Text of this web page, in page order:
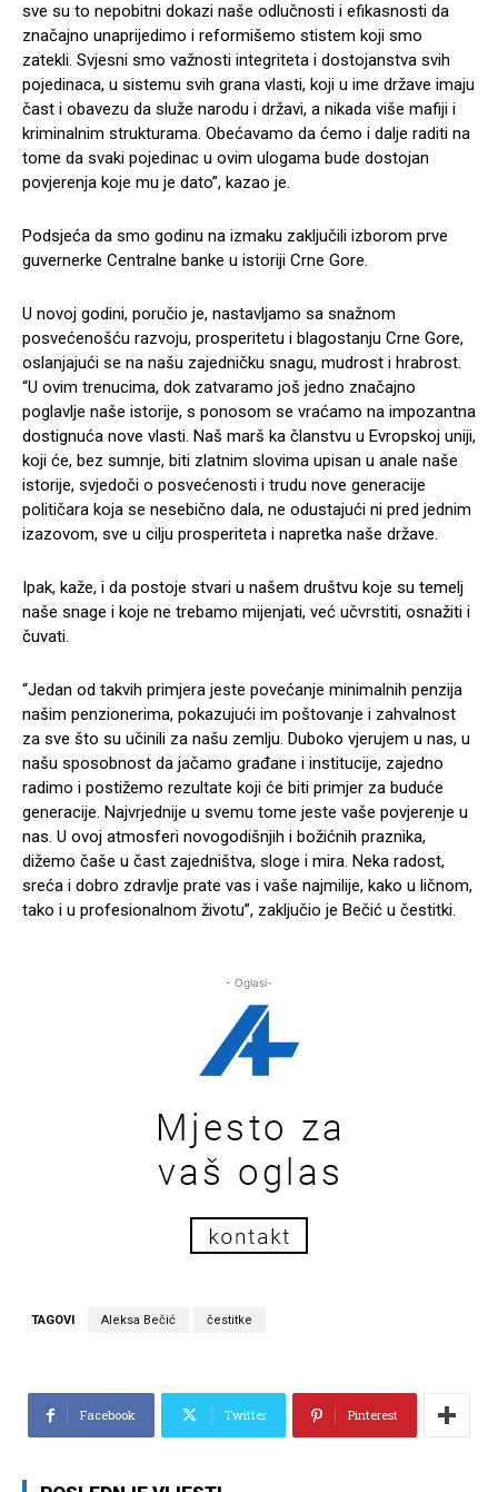
sve su to nepobitni dokazi naše odlučnosti i efikasnosti da
značajno unaprijedimo i reformišemo stistem koji smo
zatekli. Svjesni smo važnosti integriteta i dostojanstva svih
pojedinaca, u sistemu svih grana vlasti, koji u ime države imaju
čast i obavezu da služe narodu i državi, a nikada više mafiji i
kriminalnim strukturama. Obećavamo da ćemo i dalje raditi na
tome da svaki pojedinac u ovim ulogama bude dostojan
povjerenja koje mu je dato”, kazao je.
Podsjeća da smo godinu na izmaku zaključili izborom prve
guvernerke Centralne banke u istoriji Crne Gore.
U novoj godini, poručio je, nastavljamo sa snažnom
posvećenošću razvoju, prosperitetu i blagostanju Crne Gore,
oslanjajući se na našu zajedničku snagu, mudrost i hrabrost.
“U ovim trenucima, dok zatvaramo još jedno značajno
poglavlje naše istorije, s ponosom se vraćamo na impozantna
dostignuća nove vlasti. Naš marš ka članstvu u Evropskoj uniji,
koji će, bez sumnje, biti zlatnim slovima upisan u anale naše
istorije, svjedoči o posvećenosti i trudu nove generacije
političara koja se nesebično dala, ne odustajući ni pred jednim
izazovom, sve u cilju prosperiteta i napretka naše države.
Ipak, kaže, i da postoje stvari u našem društvu koje su temelj
naše snage i koje ne trebamo mijenjati, već učvrstiti, osnažiti i
čuvati.
“Jedan od takvih primjera jeste povećanje minimalnih penzija
našim penzionerima, pokazujući im poštovanje i zahvalnost
za sve što su učinili za našu zemlju. Duboko vjerujem u nas, u
našu sposobnost da jačamo građane i institucije, zajedno
radimo i postižemo rezultate koji će biti primjer za buduće
generacije. Najvrjednije u svemu tome jeste vaše povjerenje u
nas. U ovoj atmosferi novogodišnjih i božićnih praznika,
dižemo čaše u čast zajedništva, sloge i mira. Neka radost,
sreća i dobro zdravlje prate vas i vaše najmilije, kako u ličnom,
tako i u profesionalnom životu”, zaključio je Bečić u čestitki.
- Oglasi-
TAGOVI Aleksa Bečić čestitke
Facebook Twitter Pinterest